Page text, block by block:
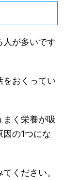
人が多いです
をおくってい
く栄養が吸
因の1つにな
ください。